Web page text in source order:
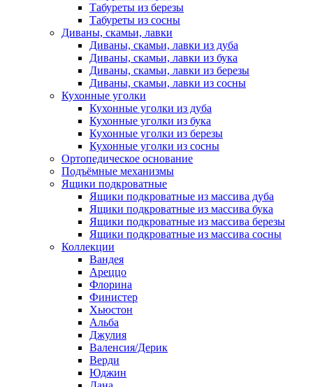
Табуреты из березы
Табуреты из сосны
Диваны, скамьи, лавки
Диваны, скамьи, лавки из дуба
Диваны, скамьи, лавки из бука
Диваны, скамьи, лавки из березы
Диваны, скамьи, лавки из сосны
Кухонные уголки
Кухонные уголки из дуба
Кухонные уголки из бука
Кухонные уголки из березы
Кухонные уголки из сосны
Ортопедическое основание
Подъёмные механизмы
Ящики подкроватные
Ящики подкроватные из массива дуба
Ящики подкроватные из массива бука
Ящики подкроватные из массива березы
Ящики подкроватные из массива сосны
Коллекции
Вандея
Ареццо
Флорина
Финистер
Хьюстон
Альба
Джулия
Валенсия/Дерик
Верди
Юджин